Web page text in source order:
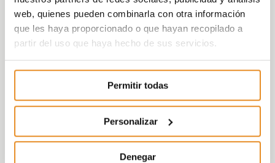
web, quienes pueden combinarla con otra información
que les haya proporcionado o que hayan recopilado a
partir del uso que haya hecho de sus servicios.
Permitir todas
Personalizar
Denegar